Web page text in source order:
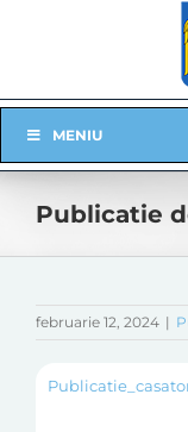
Navigation
MENIU
Publicatie
februarie 12, 2024 |